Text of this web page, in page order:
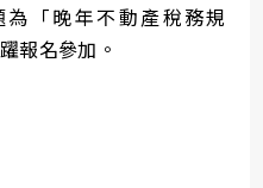
「晚年不動產稅務規
報名參加。